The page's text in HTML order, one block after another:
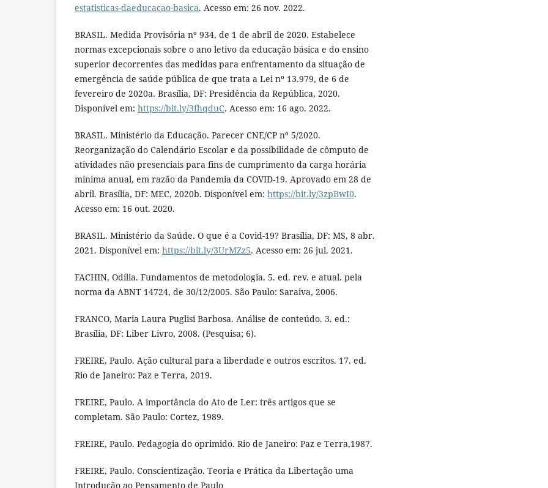
estatisticas-daeducacao-basica. Acesso em: 26 nov. 2022.
BRASIL. Medida Provisória nº 934, de 1 de abril de 2020. Estabelece
normas excepcionais sobre o ano letivo da educação básica e do ensino
superior decorrentes das medidas para enfrentamento da situação de
emergência de saúde pública de que trata a Lei nº 13.979, de 6 de
fevereiro de 2020a. Brasília, DF: Presidência da República, 2020.
Disponível em: https://bit.ly/3fhqduC. Acesso em: 16 ago. 2022.
BRASIL. Ministério da Educação. Parecer CNE/CP nº 5/2020.
Reorganização do Calendário Escolar e da possibilidade de cômputo de
atividades não presenciais para fins de cumprimento da carga horária
mínima anual, em razão da Pandemia da COVID-19. Aprovado em 28 de
abril. Brasília, DF: MEC, 2020b. Disponível em: https://bit.ly/3zpBwI0.
Acesso em: 16 out. 2020.
BRASIL. Ministério da Saúde. O que é a Covid-19? Brasília, DF: MS, 8 abr.
2021. Disponível em: https://bit.ly/3UrMZz5. Acesso em: 26 jul. 2021.
FACHIN, Odília. Fundamentos de metodologia. 5. ed. rev. e atual. pela
norma da ABNT 14724, de 30/12/2005. São Paulo: Saraiva, 2006.
FRANCO, Maria Laura Puglisi Barbosa. Análise de conteúdo. 3. ed.:
Brasília, DF: Liber Livro, 2008. (Pesquisa; 6).
FREIRE, Paulo. Ação cultural para a liberdade e outros escritos. 17. ed.
Rio de Janeiro: Paz e Terra, 2019.
FREIRE, Paulo. A importância do Ato de Ler: três artigos que se
completam. São Paulo: Cortez, 1989.
FREIRE, Paulo. Pedagogia do oprimido. Rio de Janeiro: Paz e Terra,1987.
FREIRE, Paulo. Conscientização. Teoria e Prática da Libertação uma
Introdução ao Pensamento de Paulo